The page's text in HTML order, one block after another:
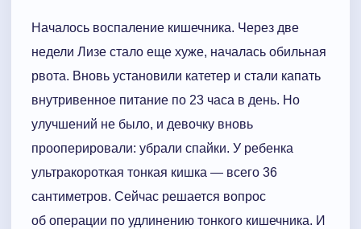
Началось воспаление кишечника. Через две
недели Лизе стало еще хуже, началась обильная
рвота. Вновь установили катетер и стали капать
внутривенное питание по 23 часа в день. Но
улучшений не было, и девочку вновь
прооперировали: убрали спайки. У ребенка
ультракороткая тонкая кишка — всего 36
сантиметров. Сейчас решается вопрос
об операции по удлинению тонкого кишечника. И